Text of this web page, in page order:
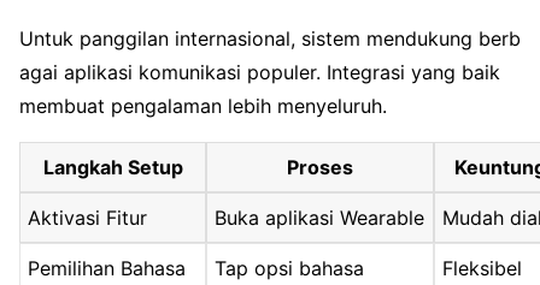
Untuk panggilan internasional, sistem mendukung berb
agai aplikasi komunikasi populer. Integrasi yang baik
membuat pengalaman lebih menyeluruh.
Langkah Setup Proses
Aktivasi Fitur Buka aplikasi Wearable Mudah
Pemilihan Bahasa Tap opsi bahasa Fleksibel